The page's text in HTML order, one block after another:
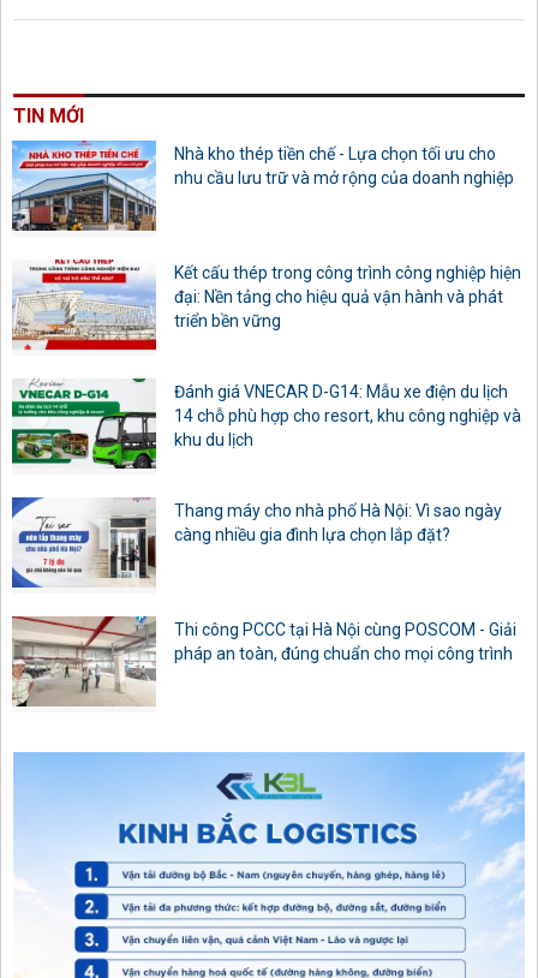
TIN MỚI
Nhà kho thép tiền chế - Lựa chọn tối ưu cho
nhu cầu lưu trữ và mở rộng của doanh nghiệp
Kết cấu thép trong công trình công nghiệp hiện
đại: Nền tảng cho hiệu quả vận hành và phát
triển bền vững
Đánh giá VNECAR D-G14: Mẫu xe điện du lịch
14 chỗ phù hợp cho resort, khu công nghiệp và
khu du lịch
Thang máy cho nhà phố Hà Nội: Vì sao ngày
càng nhiều gia đình lựa chọn lắp đặt?
Thi công PCCC tại Hà Nội cùng POSCOM - Giải
pháp an toàn, đúng chuẩn cho mọi công trình